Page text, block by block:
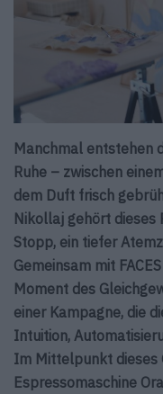
Manchmal entstehen
Ruhe – zwischen
dem Duft frisch
Nikollaj gehört
Stopp, ein tiefer
Gemeinsam mit
Moment des
einer Kampagne, die
Intuition,
Im Mittelpunkt dieses
Espressomaschine